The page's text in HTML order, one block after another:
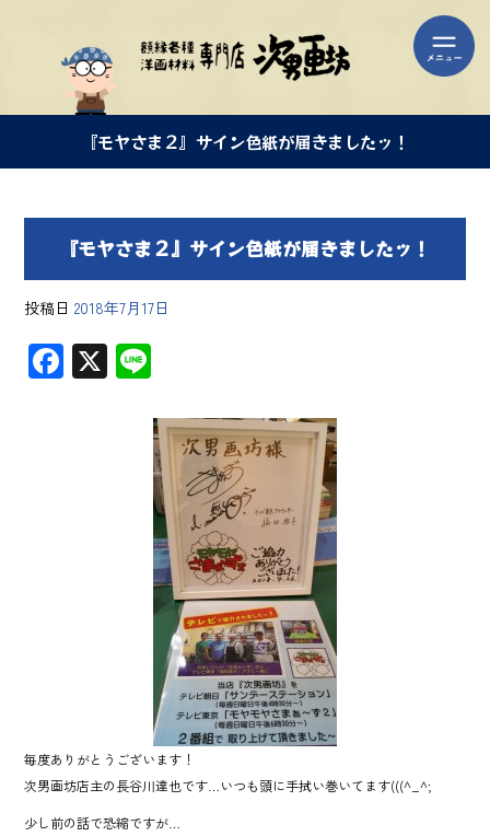
『モヤさま２』サイン色紙が届きましたッ！
『モヤさま２』サイン色紙が届きましたッ！
投稿日 2018年7月17日
F
ac
X
毎度ありがとうございます！
次男画坊店主の長谷川達也です…いつも頭に手拭い巻いてます(((^_^;
少し前の話で恐縮ですが…